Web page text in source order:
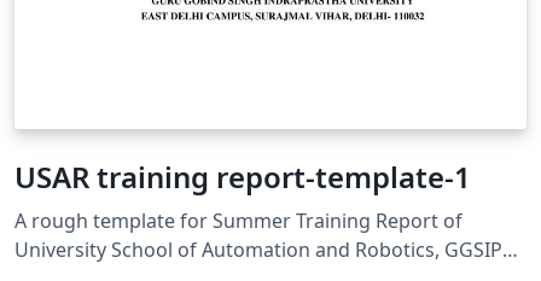
USAR training report-template-1
A rough template for Summer Training Report of
University School of Automation and Robotics, GGSIPU